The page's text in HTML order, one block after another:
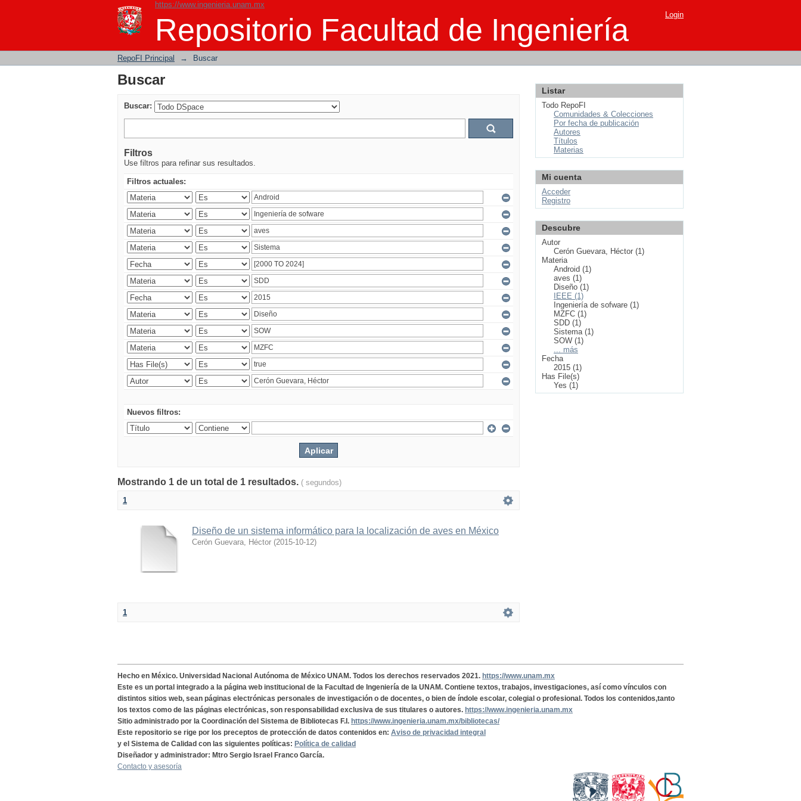
https://www.ingenieria.unam.mx
Repositorio Facultad de Ingeniería
Buscar Login
RepoFI Principal → Buscar
Buscar
Buscar:
Filtros
Use filtros para refinar sus resultados.
Filtros actuales:
Nuevos filtros:
Mostrando 1 de un total de 1 resultados. ( segundos)
1
Diseño de un sistema informático para la localización de aves en México
Cerón Guevara, Héctor (2015-10-12)
1
Listar
Todo RepoFI
Comunidades & Colecciones
Por fecha de publicación
Autores
Títulos
Materias
Mi cuenta
Acceder
Registro
Descubre
Autor
Cerón Guevara, Héctor (1)
Materia
Android (1)
aves (1)
Diseño (1)
IEEE (1)
Ingeniería de sofware (1)
MZFC (1)
SDD (1)
Sistema (1)
SOW (1)
... más
Fecha
2015 (1)
Has File(s)
Yes (1)
Hecho en México. Universidad Nacional Autónoma de México UNAM. Todos los derechos reservados 2021. https://www.unam.mx
Este es un portal integrado a la página web institucional de la Facultad de Ingeniería de la UNAM. Contiene textos, trabajos, investigaciones, así como vínculos con
distintos sitios web, sean páginas electrónicas personales de investigación o de docentes, o bien de índole escolar, colegial o profesional. Todos los contenidos,tanto
los textos como de las páginas electrónicas, son responsabilidad exclusiva de sus titulares o autores. https://www.ingenieria.unam.mx
Sitio administrado por la Coordinación del Sistema de Bibliotecas F.I. https://www.ingenieria.unam.mx/bibliotecas/
Este repositorio se rige por los preceptos de protección de datos contenidos en: Aviso de privacidad integral
y el Sistema de Calidad con las siguientes políticas: Política de calidad
Diseñador y administrador: Mtro Sergio Israel Franco García.
Contacto y asesoría